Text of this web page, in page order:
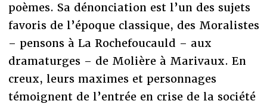
poèmes. Sa dénonciation est l’un des sujets
favoris de l’époque classique, des Moralistes
– pensons à La Rochefoucauld – aux
dramaturges – de Molière à Marivaux. En
creux, leurs maximes et personnages
témoignent de l’entrée en crise de la société